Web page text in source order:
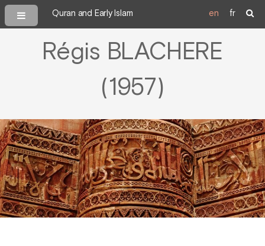
Quran and Early Islam en fr
Régis BLACHERE
(1957)